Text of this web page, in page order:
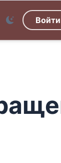
Войти